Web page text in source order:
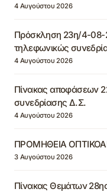
4 Αυγούστου 2026
Πρόσκληση 23η/4-08-
τηλεφωνικώς
4 Αυγούστου 2026
Πίνακας αποφάσεων
συνεδρίασης Δ.Σ.
4 Αυγούστου 2026
ΠΡΟΜΗΘΕΙΑ
3 Αυγούστου 2026
Πίνακας Θεμάτων